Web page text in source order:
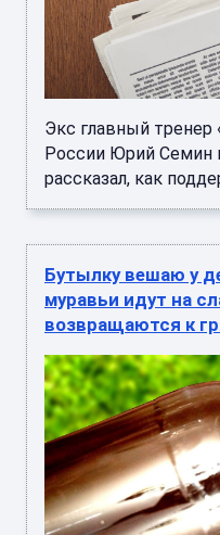
Экс главный
России Юрий Семин
рассказал, как
Бутылку вешаю у
муравьи идут на
возвращаются к